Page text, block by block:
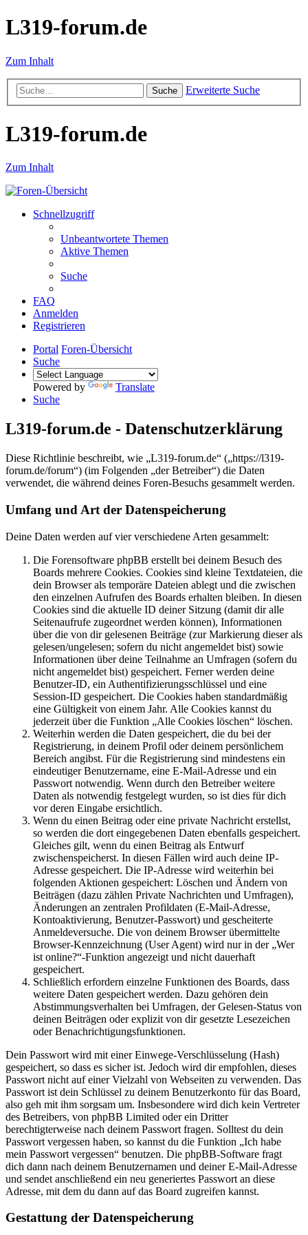
L319-forum.de
Zum Inhalt
Suche Erweiterte Suche
L319-forum.de
Zum Inhalt
Schnellzugriff
Unbeantwortete Themen
Aktive Themen
Suche
FAQ
Anmelden
Registrieren
Portal Foren-Übersicht
Suche
Powered by
Translate
Suche
L319-forum.de - Datenschutzerklärung
Diese Richtlinie beschreibt, wie „L319-forum.de“ („https://l319-
forum.de/forum“) (im Folgenden „der Betreiber“) die Daten
verwendet, die während deines Foren-Besuchs gesammelt werden.
Umfang und Art der Datenspeicherung
Deine Daten werden auf vier verschiedene Arten gesammelt:
Die Forensoftware phpBB erstellt bei deinem Besuch des
Boards mehrere Cookies. Cookies sind kleine Textdateien, die
dein Browser als temporäre Dateien ablegt und die zwischen
den einzelnen Aufrufen des Boards erhalten bleiben. In diesen
Cookies sind die aktuelle ID deiner Sitzung (damit dir alle
Seitenaufrufe zugeordnet werden können), Informationen
über die von dir gelesenen Beiträge (zur Markierung dieser als
gelesen/ungelesen; sofern du nicht angemeldet bist) sowie
Informationen über deine Teilnahme an Umfragen (sofern du
nicht angemeldet bist) gespeichert. Ferner werden deine
Benutzer-ID, ein Authentifizierungsschlüssel und eine
Session-ID gespeichert. Die Cookies haben standardmäßig
eine Gültigkeit von einem Jahr. Alle Cookies kannst du
jederzeit über die Funktion „Alle Cookies löschen“ löschen.
Weiterhin werden die Daten gespeichert, die du bei der
Registrierung, in deinem Profil oder deinem persönlichem
Bereich angibst. Für die Registrierung sind mindestens ein
eindeutiger Benutzername, eine E-Mail-Adresse und ein
Passwort notwendig. Wenn durch den Betreiber weitere
Daten als notwendig festgelegt wurden, so ist dies für dich
vor deren Eingabe ersichtlich.
Wenn du einen Beitrag oder eine private Nachricht erstellst,
so werden die dort eingegebenen Daten ebenfalls gespeichert.
Gleiches gilt, wenn du einen Beitrag als Entwurf
zwischenspeicherst. In diesen Fällen wird auch deine IP-
Adresse gespeichert. Die IP-Adresse wird weiterhin bei
folgenden Aktionen gespeichert: Löschen und Ändern von
Beiträgen (dazu zählen Private Nachrichten und Umfragen),
Änderungen an zentralen Profildaten (E-Mail-Adresse,
Kontoaktivierung, Benutzer-Passwort) und gescheiterte
Anmeldeversuche. Die von deinem Browser übermittelte
Browser-Kennzeichnung (User Agent) wird nur in der „Wer
ist online?“-Funktion angezeigt und nicht dauerhaft
gespeichert.
Schließlich erfordern einzelne Funktionen des Boards, dass
weitere Daten gespeichert werden. Dazu gehören dein
Abstimmungsverhalten bei Umfragen, der Gelesen-Status von
deinen Beiträgen oder explizit von dir gesetzte Lesezeichen
oder Benachrichtigungsfunktionen.
Dein Passwort wird mit einer Einwege-Verschlüsselung (Hash)
gespeichert, so dass es sicher ist. Jedoch wird dir empfohlen, dieses
Passwort nicht auf einer Vielzahl von Webseiten zu verwenden. Das
Passwort ist dein Schlüssel zu deinem Benutzerkonto für das Board,
also geh mit ihm sorgsam um. Insbesondere wird dich kein Vertreter
des Betreibers, von phpBB Limited oder ein Dritter
berechtigterweise nach deinem Passwort fragen. Solltest du dein
Passwort vergessen haben, so kannst du die Funktion „Ich habe
mein Passwort vergessen“ benutzen. Die phpBB-Software fragt
dich dann nach deinem Benutzernamen und deiner E-Mail-Adresse
und sendet anschließend ein neu generiertes Passwort an diese
Adresse, mit dem du dann auf das Board zugreifen kannst.
Gestattung der Datenspeicherung